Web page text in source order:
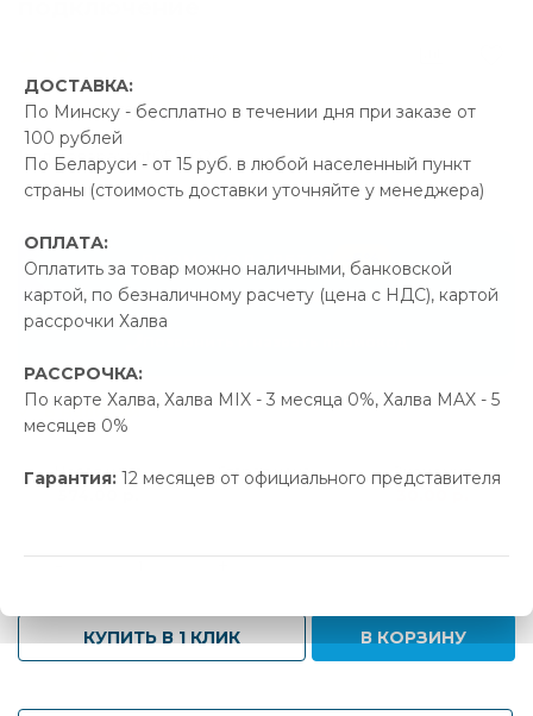
ДОСТАВКА:
По Минску - бесплатно в течении дня при заказе от
100 рублей
По Беларуси - от 15 руб. в любой населенный пункт
страны (стоимость доставки уточняйте у менеджера)
ОПЛАТА:
Оплатить за товар можно наличными, банковской
картой, по безналичному расчету (цена с НДС), картой
рассрочки Халва
РАССРОЧКА:
По карте Халва, Халва MIX - 3 месяца 0%, Халва MAX - 5
месяцев 0%
Гарантия: 12 месяцев от официального представителя
Производитель:Gloss &
Reiter
Код Товара: aqt052502
-5%
Экономия30.00 р.
В наличии
Новая цена Старая цена
КУПИТЬ В 1 КЛИК В КОРЗИНУ